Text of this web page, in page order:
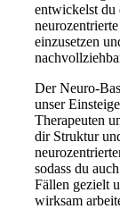
entwickelst du
einzusetzen
Der Neuro-
unser
Therapeuten
dir Struktur
sodass du
Fällen gezielt
wirksam